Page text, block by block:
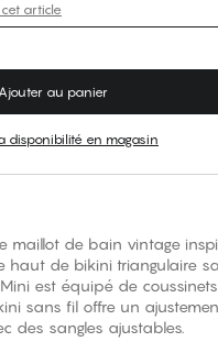
article
Ajouter au panier
disponibilité en magasin
maillot de bain vintage
haut de bikini triangulaire
est équipé de coussinets
sans fil offre un
des sangles ajustables.